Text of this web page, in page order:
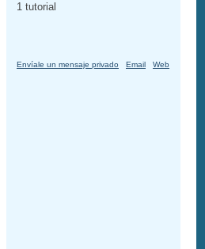
1 tutorial
Envíale un mensaje privado Email Web